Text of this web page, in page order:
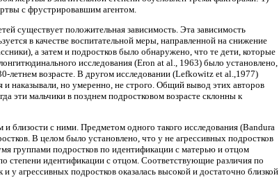
с фрустрировавшим агентом.
существует положительная зависимость. Эта зависимость
в качестве воспитательной меры, направленной на снижение
а затем и подростков было обнаружено, что те дети, которые
исследования (Eron at al., 1963) было установлено,
летнем возрасте. В другом исследовании (Lefkowitz et al.,1977)
и наказывали, но умеренно, не строго. Общий вывод этих авторов
эти мальчики в позднем подростковом возрасте склонны к
близости с ними. Предметом одного такого исследования (Bandura
В целом было установлено, что у не агрессивных подростков
группами подростков по идентификации с матерью и отцом
степени идентификации с отцом. Соответствующие различия по
агрессивных подростков оказалась высокой и достаточно близкой